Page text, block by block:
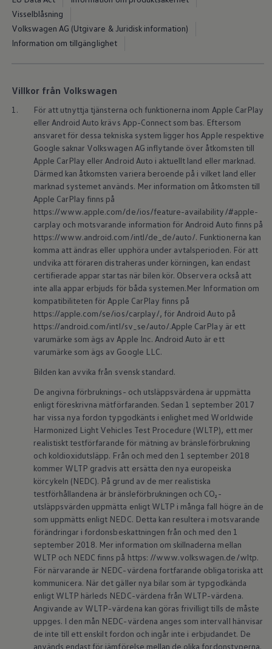
Kartuppdateringar
Broschyrarkiv
Förarassistans
Farthållare & ACC
Parkeringsbroms
Sign Assist
Traffic Jam Assist
Trailer Assist
IQ.Drive
Ordlista
Digitala extrafunktioner
Hitta tjänster för din modell
Volkswagen-appar, inloggning och shoppen
Koppla ihop mobilen och bilen
Uppdateringar för programvara, kartor och
We Charge
Elbilar
Våra elbilar
ID. Polo
ID.3
ID.4
ID.7
ID.7 Tourer
ID. Cross
ID. Buzz
Konceptbilar
Höjd släpvagnsvikt
Våra laddhybrider
Golf GTE
Passat eHybrid
Tiguan eHybrid
Tayron eHybrid
Laddning och räckvidd
FAQ: Laddning och räckvidd
Hur betalar jag för laddning?
Vad kostar det att äga elbil?
Laddning för din elbil
Karta över laddstationer
Plug & Charge
We Charge
Laddboxen ID. Charger
Vad innebär "räckvidd enligt WLTP?"
Tekniken i elbilen
Klimatanläggning
Värmepump
Bromssystemet i ID.
Batterigaranti och underhåll
ID. Högspänningsbatteri
GTX: Elektrisk prestanda
Elbilsbatteriets råvaror
Mjukvaruuppdateringar för ID.
Enkelt förklarat – så fungerar din ID.
Vanliga frågor
ID. Drivers Club
Service av elbilar
Visselblåsning
Volkswagen AG (Utgivare & Juridisk information)
Information om tillgänglighet
Villkor från Volkswagen
1.
För att utnyttja tjänsterna och funktionerna inom Apple CarPlay
eller Android Auto krävs App-Connect som bas. Eftersom
ansvaret för dessa tekniska system ligger hos Apple respektive
Google saknar Volkswagen AG inflytande över åtkomsten till
Apple CarPlay eller Android Auto i aktuellt land eller marknad.
Därmed kan åtkomsten variera beroende på i vilket land eller
marknad systemet används. Mer information om åtkomsten till
Apple CarPlay finns på
https://www.apple.com/de/ios/feature-availability/#apple-
carplay och motsvarande information för Android Auto finns på
https://www.android.com/intl/de_de/auto/. Funktionerna kan
komma att ändras eller upphöra under avtalsperioden. För att
undvika att föraren distraheras under körningen, kan endast
certifierade appar startas när bilen kör. Observera också att
inte alla appar erbjuds för båda systemen.Mer Information om
kompatibiliteten för Apple CarPlay finns på
https://apple.com/se/ios/carplay/, för Android Auto på
https://android.com/intl/sv_se/auto/.Apple CarPlay är ett
varumärke som ägs av Apple Inc. Android Auto är ett
varumärke som ägs av Google LLC.
Bilden kan avvika från svensk standard.
De angivna förbruknings- och utsläppsvärdena är uppmätta
enligt föreskrivna mätförfaranden. Sedan 1 september 2017
har vissa nya fordon typgodkänts i enlighet med Worldwide
Harmonized Light Vehicles Test Procedure (WLTP), ett mer
realistiskt testförfarande för mätning av bränsleförbrukning
och koldioxidutsläpp. Från och med den 1 september 2018
kommer WLTP gradvis att ersätta den nya europeiska
körcykeln (NEDC). På grund av de mer realistiska
testförhållandena är bränsleförbrukningen och CO₂-
utsläppsvärden uppmätta enligt WLTP i många fall högre än de
som uppmätts enligt NEDC. Detta kan resultera i motsvarande
förändringar i fordonsbeskattningen från och med den 1
september 2018. Mer information om skillnaderna mellan
WLTP och NEDC finns på https: //www.volkswagen.de/wltp.
För närvarande är NEDC-värdena fortfarande obligatoriska att
kommunicera. När det gäller nya bilar som är typgodkända
enligt WLTP härleds NEDC-värdena från WLTP-värdena.
Angivande av WLTP-värdena kan göras frivilligt tills de måste
uppges. I den mån NEDC-värdena anges som intervall hänvisar
de inte till ett enskilt fordon och ingår inte i erbjudandet. De
används endast för jämförelse mellan de olika fordonstyperna.